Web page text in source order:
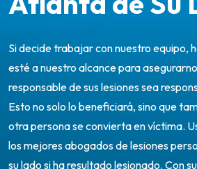
Si decide trabajar con nuestro equipo,
esté a nuestro alcance para
responsable de sus lesiones sea
Esto no solo lo beneficiará, sino que
otra persona se convierta en víctima.
los mejores abogados de lesiones
su lado si ha resultado lesionado. Con